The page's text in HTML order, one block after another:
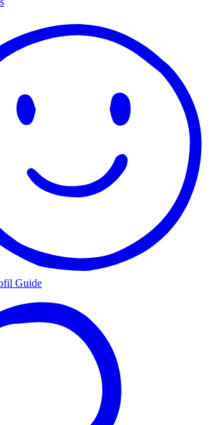
Guide